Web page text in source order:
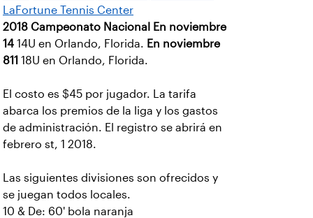
LaFortune Tennis Center
2018 Campeonato Nacional
En noviembre
14 14U en Orlando, Florida. En noviembre
811 18U en Orlando, Florida.
El costo es $45 por jugador. La tarifa
abarca los premios de la liga y los gastos
de administración. El registro se abrirá en
febrero st, 1 2018.
Las siguientes divisiones son ofrecidos y
se juegan todos locales.
10 & De: 60' bola naranja